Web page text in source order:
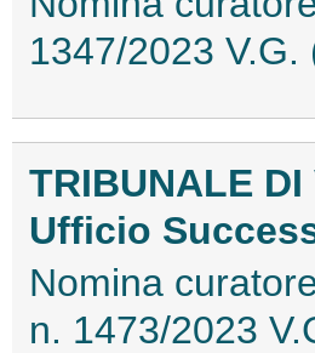
1347/2023
TRIBUNALE DI
Ufficio
Nomina
n. 1473/2023